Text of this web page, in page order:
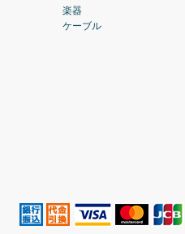
楽器
ケーブル